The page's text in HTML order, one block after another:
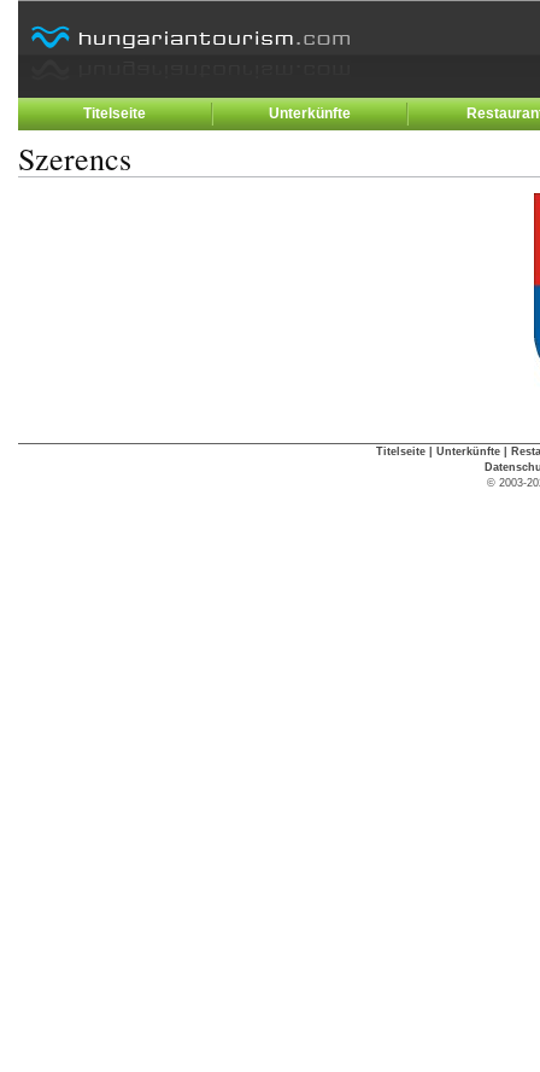
Titelseite Unterkünfte
Szerencs
Titelseite Unterkünfte
© 2003-